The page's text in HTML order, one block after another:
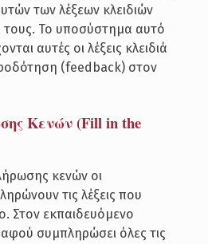
των λέξεων κλειδιών
τους. Το υποσύστημα αυτό
αυτές οι λέξεις κλειδιά
(feedback) στον
Κενών (Fill in the
κενών οι
τις λέξεις που
Στον εκπαιδευόμενο
συμπληρώσει όλες τις